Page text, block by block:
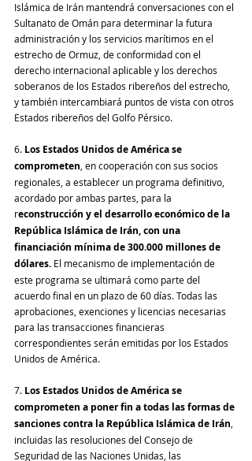
Islámica de Irán mantendrá conversaciones con el
Sultanato de Omán para determinar la futura
administración y los servicios marítimos en el
estrecho de Ormuz, de conformidad con el
derecho internacional aplicable y los derechos
soberanos de los Estados ribereños del estrecho,
y también intercambiará puntos de vista con otros
Estados ribereños del Golfo Pérsico.
6. Los Estados Unidos de América se
comprometen, en cooperación con sus socios
regionales, a establecer un programa definitivo,
acordado por ambas partes, para la
reconstrucción y el desarrollo económico de la
República Islámica de Irán, con una
financiación mínima de 300.000 millones de
dólares. El mecanismo de implementación de
este programa se ultimará como parte del
acuerdo final en un plazo de 60 días. Todas las
aprobaciones, exenciones y licencias necesarias
para las transacciones financieras
correspondientes serán emitidas por los Estados
Unidos de América.
7. Los Estados Unidos de América se
comprometen a poner fin a todas las formas de
sanciones contra la República Islámica de Irán,
incluidas las resoluciones del Consejo de
Seguridad de las Naciones Unidas, las